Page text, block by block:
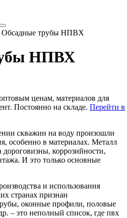
Обсадные трубы НПВХ
НПВХ
ценам, материалов для
Постоянно на складе. Перейти в
скважин на воду произошли
особенно в материалах. Металл
коррозийности,
И это только основные
и использования
странах признан
оконные профили, половые
– это неполный список, где пвх